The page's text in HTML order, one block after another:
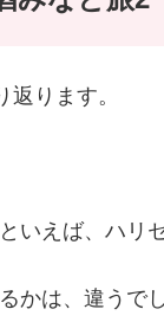
ります。
いえば、ハリ
かは、違うで